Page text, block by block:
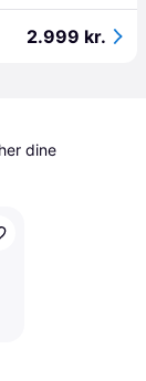
2.999 kr.
dine